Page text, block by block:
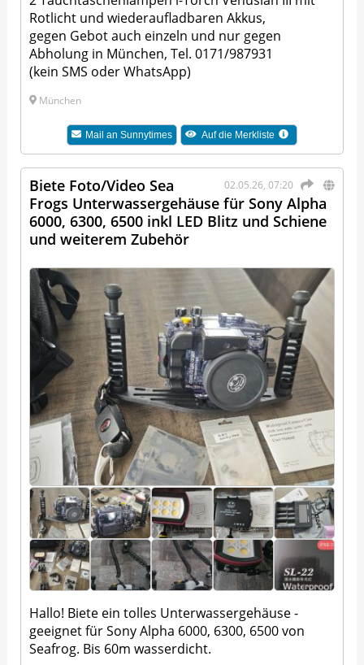
Rotlicht und wiederaufladbaren Akkus,
gegen Gebot auch einzeln und nur gegen
Abholung in München, Tel. 0171/987931
(kein SMS oder WhatsApp)
München
Mail anSunnytimes Auf die Merkliste
02.05.26, 07:20
Biete Foto/Video Sea
Frogs Unterwassergehäuse für Sony Alpha
6000, 6300, 6500 inkl LED Blitz und Schiene
und weiterem Zubehör
Hallo! Biete ein tolles Unterwassergehäuse -
geeignet für Sony Alpha 6000, 6300, 6500 von
Seafrog. Bis 60m wasserdicht.